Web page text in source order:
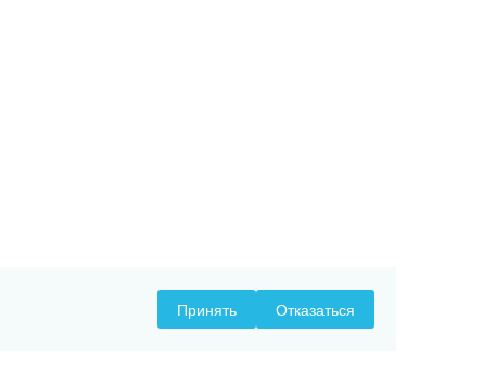
Принять Отказаться